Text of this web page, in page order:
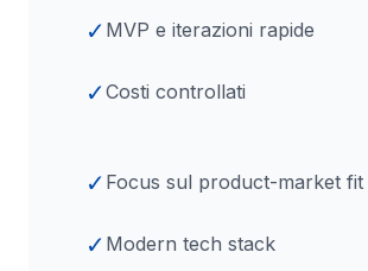
✓ MVP e iterazioni rapide
✓Costi controllati
✓ Focus sul product-market fit
✓ Modern tech stack